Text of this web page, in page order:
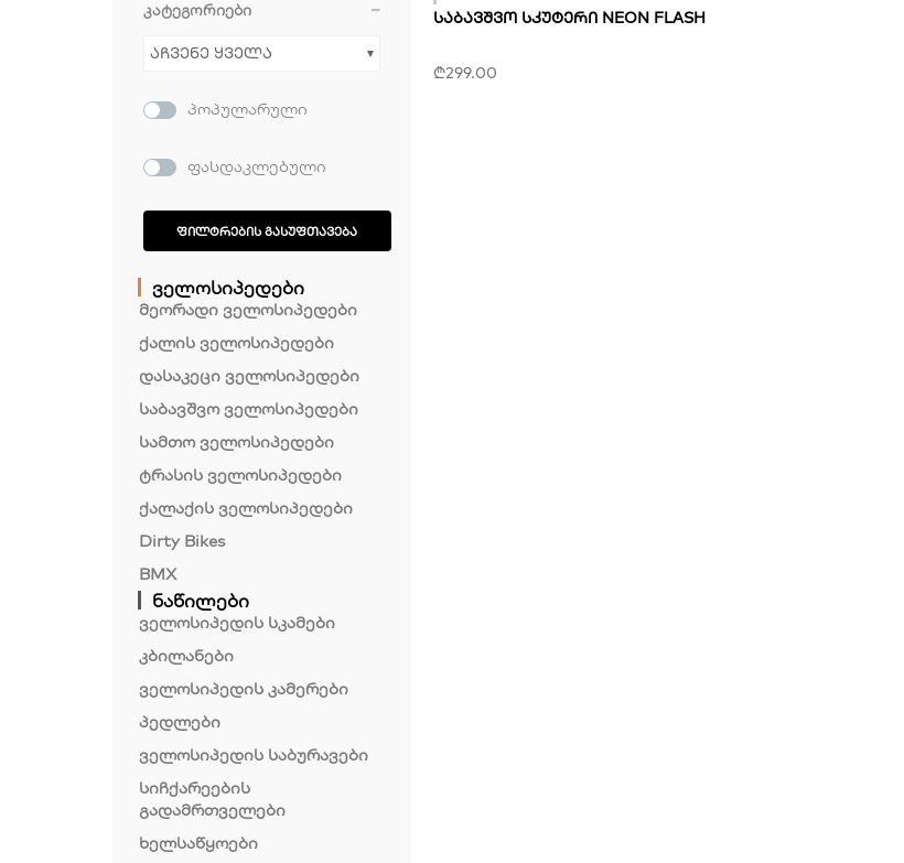
კატეგორიები
აჩვენე ყველა
პოპულარული
ფასდაკლებული
ᲤᲘᲚᲢᲠᲔᲑᲘᲡ ᲒᲐᲡᲣᲤᲗᲐᲕᲔᲑᲐ
ველოსიპედები
მეორადი ველოსიპედები
ქალის ველოსიპედები
დასაკეცი ველოსიპედები
საბავშვო ველოსიპედები
სამთო ველოსიპედები
ტრასის ველოსიპედები
ქალაქის ველოსიპედები
Dirty Bikes
BMX
ნაწილები
ველოსიპედის სკამები
კბილანები
ველოსიპედის კამერები
პედლები
ველოსიპედის საბურავები
სიჩქარეების
გადამრთველები
ხელსაწყოები
ᲡᲐᲑᲐᲕᲨᲕᲝ ᲡᲙᲣᲢᲔᲠᲘ NEON FLASH
₾299.00